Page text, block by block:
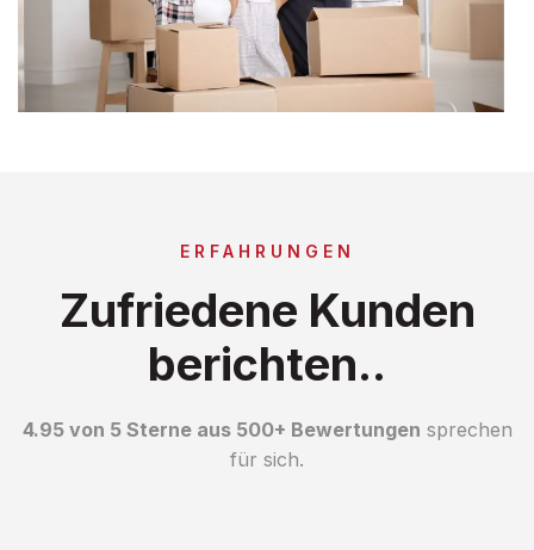
ERFAHRUNGEN
Zufriedene Kunden
berichten..
4.95 von 5 Sterne aus 500+ Bewertungen sprechen
für sich.